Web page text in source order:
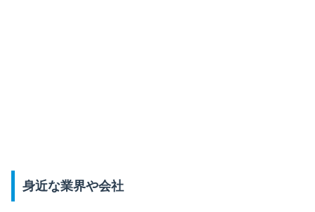
身近な業界や会社